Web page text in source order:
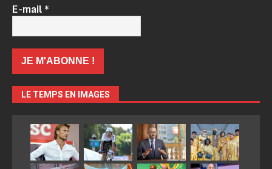
E-mail*
LE TEMPS EN IMAGES